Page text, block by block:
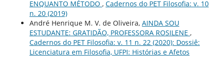
ENQUANTO MÉTODO , Cadernos do PET Filosofia: v. 10
n. 20 (2019)
André Henrique M. V. de Oliveira, AINDA SOU
ESTUDANTE: GRATIDÃO, PROFESSORA ROSILENE ,
Cadernos do PET Filosofia: v. 11 n. 22 (2020): Dossiê:
Licenciatura em Filosofia, UFPI: Histórias e Afetos